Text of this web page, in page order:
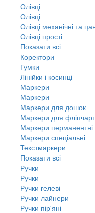
Олівці
Олівці
Олівці механічні та
Олівці прості
Показати всі
Коректори
Гумки
Лінійки і косинці
Маркери
Маркери
Маркери для дошок
Маркери для
Маркери перманентні
Маркери спеціальні
Текстмаркери
Показати всі
Ручки
Ручки
Ручки гелеві
Ручки лайнери
Ручки пір'яні